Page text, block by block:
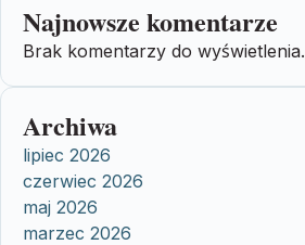
Najnowsze komentarze
Brak komentarzy do wyświetlenia.
Archiwa
lipiec 2026
czerwiec 2026
maj 2026
marzec 2026